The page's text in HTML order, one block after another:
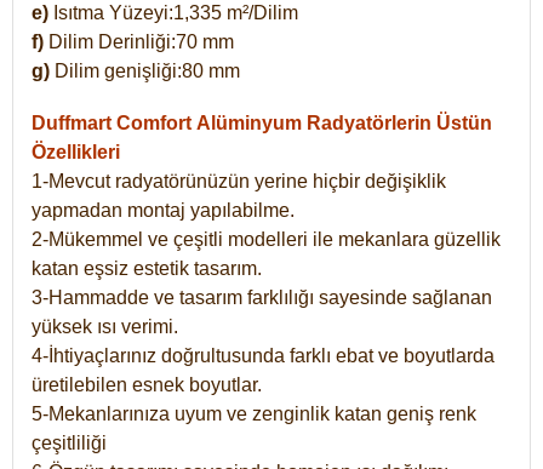
e) Isıtma Yüzeyi:1,335 m²/Dilim
f) Dilim Derinliği:70 mm
g) Dilim genişliği:80 mm
Duffmart Comfort Alüminyum Radyatörlerin Üstün
Özellikleri
1-Mevcut radyatörünüzün yerine hiçbir değişiklik
yapmadan montaj yapılabilme.
2-Mükemmel ve çeşitli modelleri ile mekanlara güzellik
katan eşsiz estetik tasarım.
3-Hammadde ve tasarım farklılığı sayesinde sağlanan
yüksek ısı verimi.
4-İhtiyaçlarınız doğrultusunda farklı ebat ve boyutlarda
üretilebilen esnek boyutlar.
5-Mekanlarınıza uyum ve zenginlik katan geniş renk
çeşitliliği